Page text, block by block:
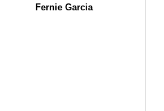
Fernie Garcia